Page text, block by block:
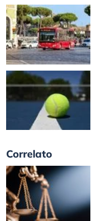
Correlato